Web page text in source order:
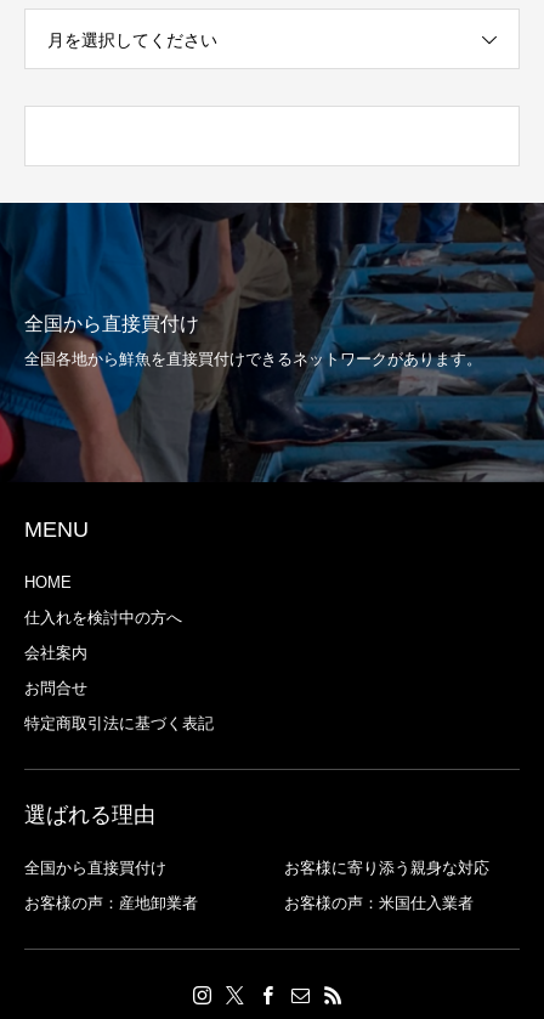
月を選択してください
全国から直接買付け
全国各地から鮮魚を直接買付けできるネットワークがあります。
MENU
HOME
仕入れを検討中の方へ
会社案内
お問合せ
特定商取引法に基づく表記
選ばれる理由
全国から直接買付け
お客様に寄り添う親身な対応
お客様の声：産地卸業者
お客様の声：米国仕入業者